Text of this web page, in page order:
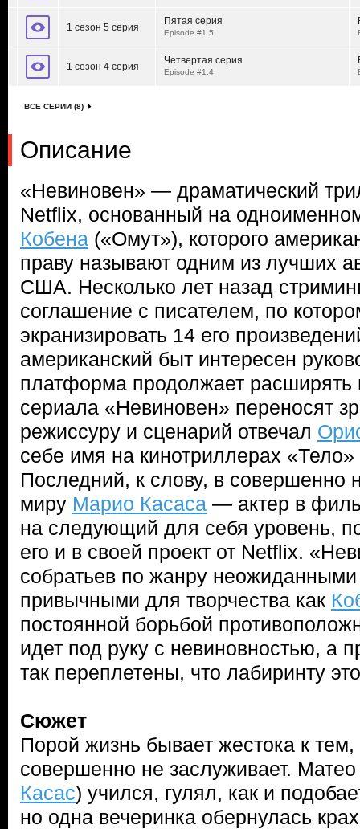
1 сезон 5 серия
Пятая серия
Episode #1.5
1 сезон 4 серия
Четвертая серия
Episode #1.4
ВСЕ СЕРИИ (8)
Описание
«Невиновен» — драматический
Netflix, основанный на
Кобена («Омут»), которого
праву называют одним из лучших
США. Несколько лет назад
соглашение с писателем, по
экранизировать 14 его
американский быт интересен
платформа продолжает расширять
сериала «Невиновен» переносят
режиссуру и сценарий отвечал
себе имя на кинотриллерах
Последний, к слову, в совершенно
миру Марио Касаса — актер в
на следующий для себя уровень,
его и в своей проект от Netflix.
собратьев по жанру
привычными для творчества как
постоянной борьбой
идет под руку с невиновностью, а
так переплетены, что лабиринту
Сюжет
Порой жизнь бывает жестока к тем,
совершенно не заслуживает.
Касас) учился, гулял, как и
но одна вечеринка обернулась